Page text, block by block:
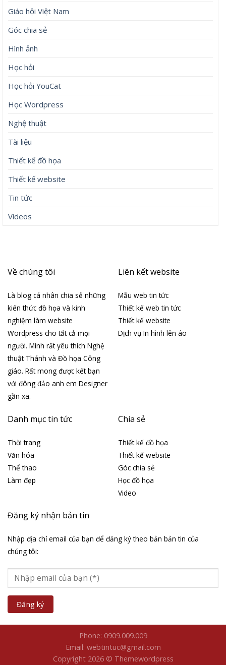
Giáo hội Việt Nam
Góc chia sẻ
Hình ảnh
Học hỏi
Học hỏi YouCat
Học Wordpress
Nghệ thuật
Tài liệu
Thiết kế đồ họa
Thiết kế website
Tin tức
Videos
Về chúng tôi
Là blog cá nhân chia sẻ những
kiến thức đồ họa và kinh
nghiệm làm website
Wordpress cho tất cả mọi
người. Mình rất yêu thích Nghệ
thuật Thánh và Đồ họa Công
giáo. Rất mong được kết bạn
với đông đảo anh em Designer
gần xa.
Liên kết website
Mẫu web tin tức
Thiết kế web tin tức
Thiết kế website
Dịch vụ In hình lên áo
Danh mục tin tức
Thời trang
Văn hóa
Thể thao
Làm đẹp
Chia sẻ
Thiết kế đồ họa
Thiết kế website
Góc chia sẻ
Học đồ họa
Video
Đăng ký nhận bản tin
Nhập địa chỉ email của bạn để đăng ký theo bản bản tin của
chúng tôi:
Phone: 0909.009.009
Email: webtintuc@gmail.com
Copyright 2026 © Themewordpress